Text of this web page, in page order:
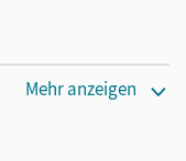
Mehr anzeigen